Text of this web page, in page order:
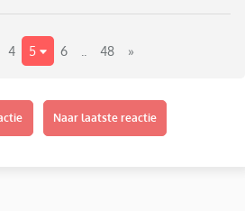
niet dat ze overgewicht heeft.
Ik wil een afspraak maken met
niet dat mijn dochter een
4 5 6 48 »
Naar laatste reactie